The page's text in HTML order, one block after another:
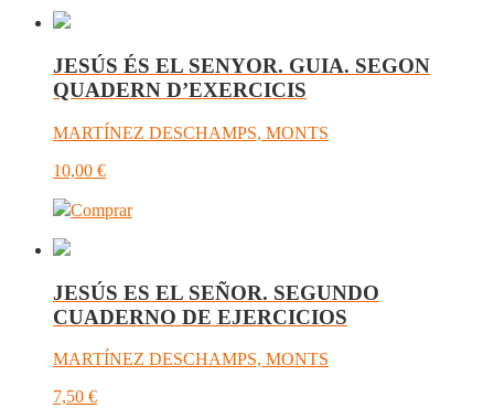
JESÚS ÉS EL SENYOR. GUIA. SEGON
QUADERN D’EXERCICIS
MARTÍNEZ DESCHAMPS, MONTS
10,00 €
Comprar
JESÚS ES EL SEÑOR. SEGUNDO
CUADERNO DE EJERCICIOS
MARTÍNEZ DESCHAMPS, MONTS
7,50 €